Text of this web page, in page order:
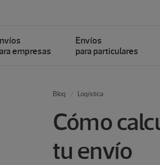
empresas
Envíos
para particulares
Blog Logistica
Cómo
tu envío